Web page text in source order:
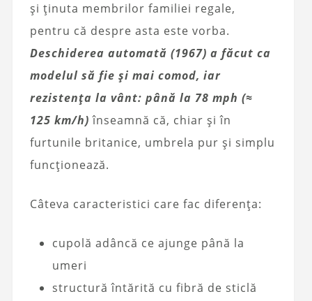
și ținuta membrilor familiei regale,
pentru că despre asta este vorba.
Deschiderea automată (1967) a făcut ca
modelul să fie și mai comod, iar
rezistența la vânt: până la 78 mph (≈
125 km/h) înseamnă că, chiar și în
furtunile britanice, umbrela pur și simplu
funcționează.
Câteva caracteristici care fac diferența:
cupolă adâncă ce ajunge până la
umeri
structură întărită cu fibră de sticlă